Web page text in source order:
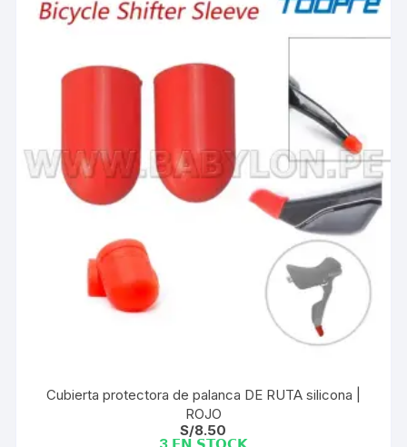
Cubierta protectora de palanca DE RUTA silicona |
ROJO
S/8.50